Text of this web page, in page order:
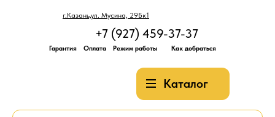
г.Казань,ул. Мусина, 29Бк1
Каталог
+7 (927) 459-37-37
Гарантия Оплата Режим работы Как добраться